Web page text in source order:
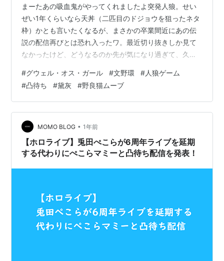
まーたあの吸血鬼がやってくれましたよ突発人狼。せい
ぜい1年くらいなら天丼（二匹目のドジョウを狙ったネタ
枠）かとも言いたくなるが、まさかの卒業間近にあの伝
説の配信再びとは恐れ入ったワ。最近切り抜きしか見て
なかったけど、どうなるのか先が気になり過ぎて、久々
あのハードシップを経験しただけあってこの野良猫、面
構えが違う。まさかの突発but上から目線の招集で、グウ
ェルすら困惑させるとはさすがである(・∀・) 実は5年前
のこの人狼では文野環1人しか集まらず、当然というか人
狼が成立しなかったのだけれども、それで「一人しか集
まらなかったので人狼ゲームはお流れ…
#グウェル・オス・ガール #文野環 #人狼ゲーム
#凸待ち #黛灰 #野良猫ムーブ
MOMO BLOG • 1年前
【ホロライブ】兎田ぺこらが6周年ライブを延期
する代わりにぺこらマミーと凸待ち配信を発表！